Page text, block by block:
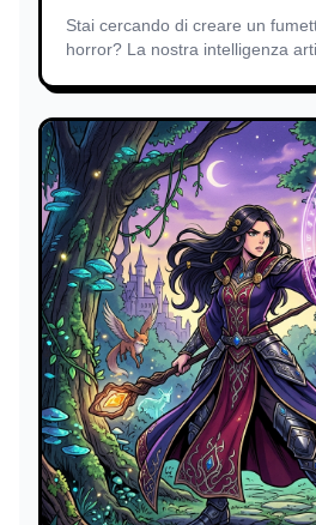
Stai cercando di creare un
horror? La nostra intelligenza
bianco e nero scuro dà vita alle
oscure. Non sono richieste